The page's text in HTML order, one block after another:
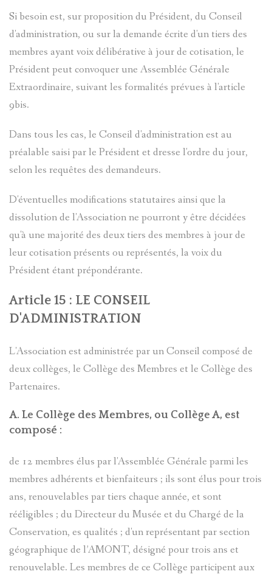
Si besoin est, sur proposition du Président, du Conseil
d'administration, ou sur la demande écrite d'un tiers des
membres ayant voix délibérative à jour de cotisation, le
Président peut convoquer une Assemblée Générale
Extraordinaire, suivant les formalités prévues à l'article
9bis.
Dans tous les cas, le Conseil d'administration est au
préalable saisi par le Président et dresse l'ordre du jour,
selon les requêtes des demandeurs.
D'éventuelles modifications statutaires ainsi que la
dissolution de l'Association ne pourront y être décidées
qu'à une majorité des deux tiers des membres à jour de
leur cotisation présents ou représentés, la voix du
Président étant prépondérante.
Article 15 : LE CONSEIL
D'ADMINISTRATION
L'Association est administrée par un Conseil composé de
deux collèges, le Collège des Membres et le Collège des
Partenaires.
A. Le Collège des Membres, ou Collège A, est
composé :
de 12 membres élus par l'Assemblée Générale parmi les
membres adhérents et bienfaiteurs ; ils sont élus pour trois
ans, renouvelables par tiers chaque année, et sont
rééligibles ; du Directeur du Musée et du Chargé de la
Conservation, es qualités ; d'un représentant par section
géographique de l’AMONT, désigné pour trois ans et
renouvelable. Les membres de ce Collège participent aux